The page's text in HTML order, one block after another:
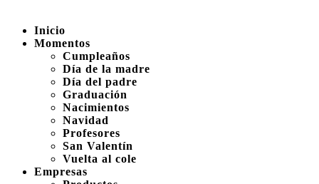
Inicio
Momentos
Cumpleaños
Día de la madre
Día del padre
Graduación
Nacimientos
Navidad
Profesores
San Valentín
Vuelta al cole
Empresas